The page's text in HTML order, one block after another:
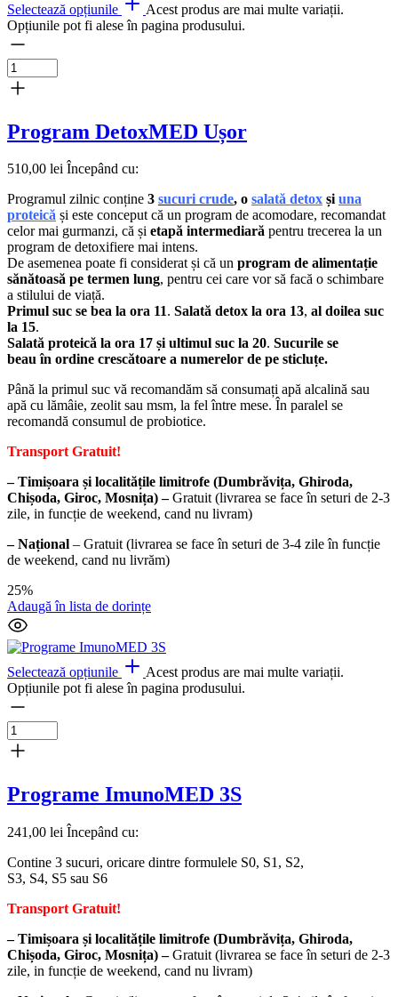
Selectează opțiunile
Acest produs are mai multe variații.
Opțiunile pot fi alese în pagina produsului.
Program DetoxMED Ușor
510,00 lei Începând cu:
Programul zilnic conține 3 sucuri crude, o salată detox șiuna
proteică și este conceput că un program de acomodare, recomandat
celor mai gurmanzi, că și etapă intermediară pentru trecerea la un
program de detoxifiere mai intens.
De asemenea poate fi considerat și că un program de alimentație
sănătoasă pe termen lung, pentru cei care vor să facă o schimbare
a stilului de viață.
Primul suc se bea la ora 11. Salată detox la ora 13, al doilea suc
la 15.
Salată proteică la ora 17 și ultimul suc la 20. Sucurile se
beauîn ordine crescătoare a numerelor de pe sticluțe.
Până la primul suc vă recomandăm să consumați apă alcalină sau
apă cu lămâie, zeolit sau msm, la fel între mese. În paralel se
recomandă consumul de probiotice.
Transport Gratuit!
– Timișoara și localitățile limitrofe (Dumbrăvița, Ghiroda,
Chișoda, Giroc, Mosnița) –Gratuit (livrarea se face în seturi de 2-3
zile, in funcție de weekend, cand nu livram)
– Național – Gratuit (livrarea se face în seturi de 3-4 zile în funcție
de weekend, cand nu livrăm)
25%
Adaugă în lista de dorințe
Selectează opțiunile
Acest produs are mai multe variații.
Opțiunile pot fi alese în pagina produsului.
Programe ImunoMED 3S
241,00 lei Începând cu:
Contine 3 sucuri, oricare dintre formulele S0, S1, S2,
S3, S4, S5 sau S6
Transport Gratuit!
– Timișoara și localitățile limitrofe (Dumbrăvița, Ghiroda,
Chișoda, Giroc, Mosnița) –Gratuit (livrarea se face în seturi de 2-3
zile, in funcție de weekend, cand nu livram)